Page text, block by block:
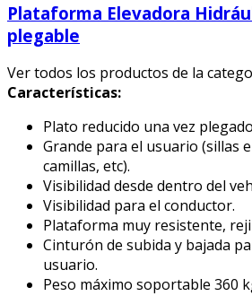
Plataforma Elevadora
plegable
Ver todos los productos de la
Características:
Plato reducido una vez
Grande para el usuario (sillas
camillas, etc).
Visibilidad desde dentro del
Visibilidad para el conductor.
Plataforma muy resistente,
Cinturón de subida y bajada
usuario.
Peso máximo soportable 360